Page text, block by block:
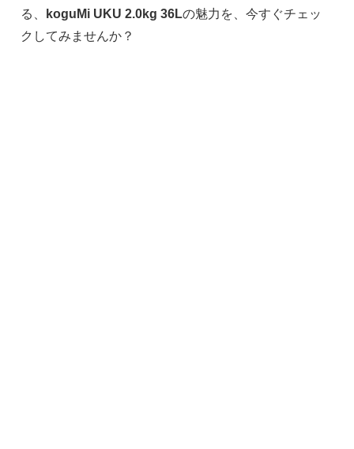
る、
koguMi UKU 2.0kg 36Lの魅力を、今すぐチェッ
クしてみませんか？